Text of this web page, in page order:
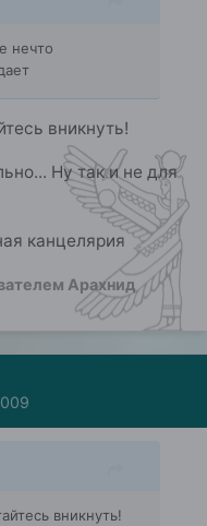
нечто
вникнуть!
Ну так и не для
канцелярия
Арахнид
вникнуть!